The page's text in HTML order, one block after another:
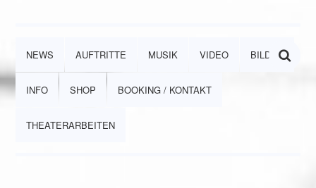
NEWS AUFTRITTE MUSIK VIDEO BILDER
INFO SHOP BOOKING / KONTAKT
THEATERARBEITEN